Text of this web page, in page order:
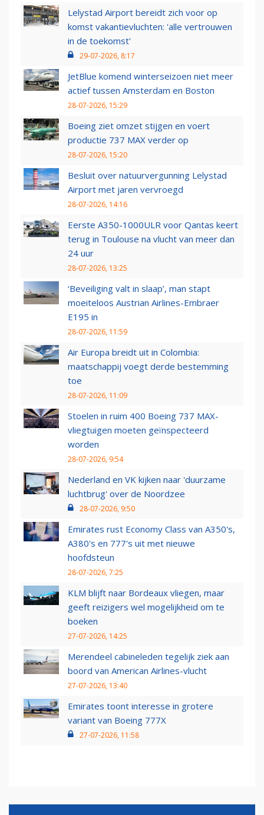
Lelystad Airport bereidt zich voor op
komst vakantievluchten: 'alle vertrouwen
in de toekomst'
29-07-2026, 8:17
JetBlue komend winterseizoen niet meer
actief tussen Amsterdam en Boston
28-07-2026, 15:29
Boeing ziet omzet stijgen en voert
productie 737 MAX verder op
28-07-2026, 15:20
Besluit over natuurvergunning Lelystad
Airport met jaren vervroegd
28-07-2026, 14:16
Eerste A350-1000ULR voor Qantas keert
terug in Toulouse na vlucht van meer dan
24 uur
28-07-2026, 13:25
‘Beveiliging valt in slaap’, man stapt
moeiteloos Austrian Airlines-Embraer
E195 in
28-07-2026, 11:59
Air Europa breidt uit in Colombia:
maatschappij voegt derde bestemming
toe
28-07-2026, 11:09
Stoelen in ruim 400 Boeing 737 MAX-
vliegtuigen moeten geïnspecteerd
worden
28-07-2026, 9:54
Nederland en VK kijken naar 'duurzame
luchtbrug' over de Noordzee
28-07-2026, 9:50
Emirates rust Economy Class van A350's,
A380's en 777's uit met nieuwe
hoofdsteun
28-07-2026, 7:25
KLM blijft naar Bordeaux vliegen, maar
geeft reizigers wel mogelijkheid om te
boeken
27-07-2026, 14:25
Merendeel cabineleden tegelijk ziek aan
boord van American Airlines-vlucht
27-07-2026, 13:40
Emirates toont interesse in grotere
variant van Boeing 777X
27-07-2026, 11:58